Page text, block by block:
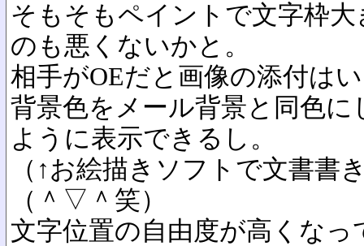
そもそもペイントで文字枠
のも悪くないかと。
相手がOEだと画像の添付は
背景色をメール背景と同色
ように表示できるし。
（↑お絵描きソフトで文書書
（＾▽＾笑）
文字位置の自由度が高くなっ